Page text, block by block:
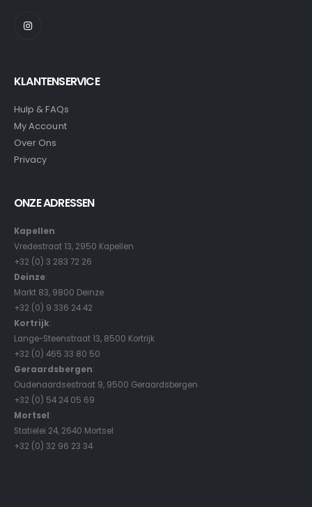
KLANTENSERVICE
Hulp & FAQs
My Account
Over Ons
Privacy
ONZE ADRESSEN
Kapellen:
Vredestraat 13, 2950 Kapellen
+32 (0) 3 283 72 26
Deinze:
Markt 83, 9800 Deinze
+32 (0) 9 336 24 42
Kortrijk:
Lange-Steenstraat 13, 8500 Kortrijk
+32 (0) 465 33 80 50
Geraardsbergen:
Oudenaardsestraat 9, 9500 Geraardsbergen
+32 (0) 54 24 05 69
Mortsel:
Statielei 24, 2640 Mortsel
+32 (0) 32 96 23 34